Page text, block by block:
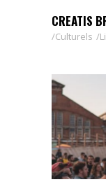
CREATIS
Culturels